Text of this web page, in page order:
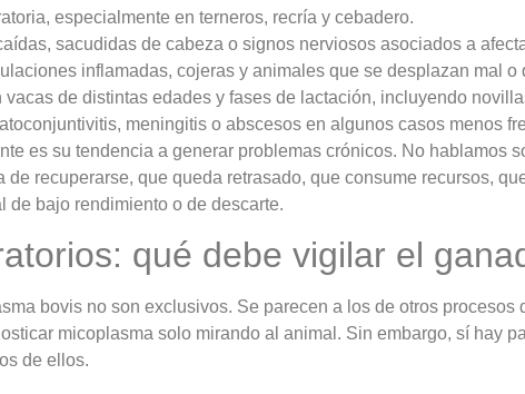
especialmente en terneros, recría y cebadero.
sacudidas de cabeza o signos nerviosos asociados a
inflamadas, cojeras y animales que se desplazan mal o
de distintas edades y fases de lactación, incluyendo
meningitis o abscesos en algunos casos menos
es su tendencia a generar problemas crónicos. No hablamos
de recuperarse, que queda retrasado, que consume recursos,
de bajo rendimiento o de descarte.
qué debe vigilar el
bovis no son exclusivos. Se parecen a los de otros procesos
micoplasma solo mirando al animal. Sin embargo, sí hay
de ellos.